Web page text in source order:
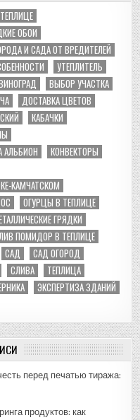
ОБОИ
И САДА ОТ ВРЕДИТЕЛЕЙ
УТЕПЛИТЕЛЬ
ВЫБОР УЧАСТКА
ДОСТАВКА ЦВЕТОВ
КАБАЧКИ
АЛЬБИОН
КОНВЕКТОРЫ
КАМЧАТСКОМ
ОГУРЦЫ В ТЕПЛИЦЕ
ГРЯДКИ
ПОМИДОР В ТЕПЛИЦЕ
САД
САД ОГОРОД
СЛИВА
ТЕПЛИЦА
ЭКСПЕРТИЗА ЗДАНИЙ
перед печатью тиража:
продуктов: как